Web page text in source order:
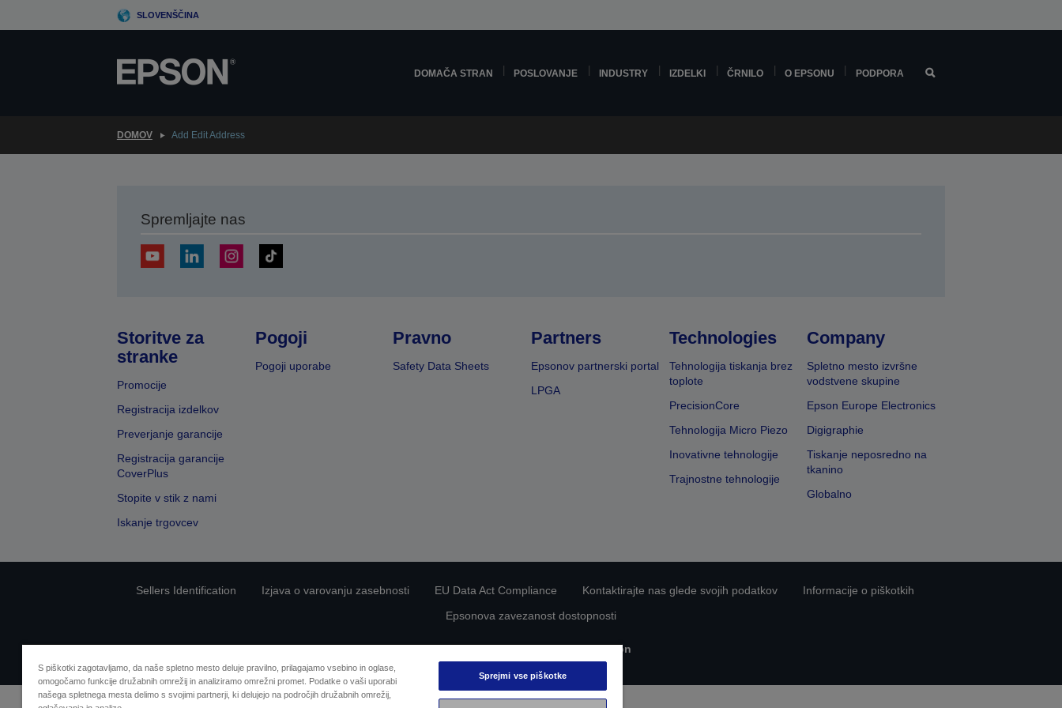
to
SLOVENŠČINA
DOMAČA STRAN POSLOVANJE INDUSTRY IZDELKI ČRNILO O EPSONU PODPORA
DOMOV Add Edit Address
Spremljajte nas
Storitve za
stranke
Promocije
Registracija izdelkov
Preverjanje garancije
Registracija garancije
CoverPlus
Stopite v stik z nami
Iskanje trgovcev
Pogoji
Pogoji uporabe
Pravno
Safety Data Sheets
Partners
Epsonov partnerski portal
LPGA
Technologies
Tehnologija tiskanja brez
toplote
PrecisionCore
Tehnologija Micro Piezo
Inovativne tehnologije
Trajnostne tehnologije
Company
Spletno mesto izvršne
vodstvene skupine
Epson Europe Electronics
Digigraphie
Tiskanje neposredno na
tkanino
Globalno
Sellers Identification Izjava o varovanju zasebnosti EU Data Act Compliance Kontaktirajte nas glede svojih podatkov
Informacije o piškotkih
Epsonova zavezanost dostopnosti
Avtorske pravice © 2026 Seiko Epson
S piškotki zagotavljamo, da naše spletno mesto deluje pravilno, prilagajamo vsebino in oglase,
omogočamo funkcije družabnih omrežij in analiziramo omrežni promet. Podatke o vaši uporabi
našega spletnega mesta delimo s svojimi partnerji, ki delujejo na področjih družabnih omrežij,
Sprejmi vse piškotke